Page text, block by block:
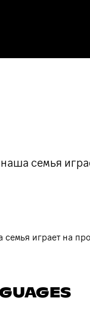
семья
ㅤㅤㅤㅤㅤㅤㅤㅤㅤㅤㅤㅤㅤㅤㅤㅤㅤㅤㅤㅤㅤㅤㅤㅤㅤㅤㅤㅤㅤㅤㅤㅤㅤㅤㅤ